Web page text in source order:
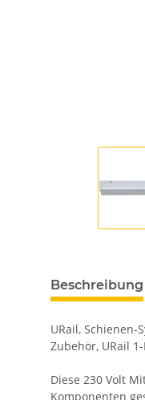
Beschreibung
URail, Schienen-
Zubehör, URail
Diese 230 Volt
Komponenten